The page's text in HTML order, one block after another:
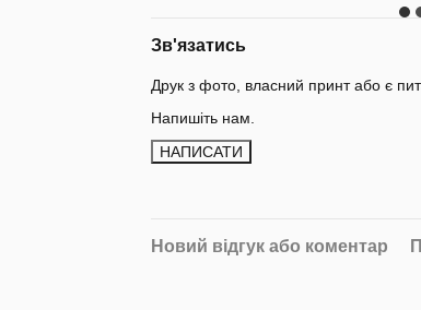
Зв'язатись
Друк з фото, власний принт або є
Напишіть нам.
НАПИСАТИ
Новий відгук або коментар